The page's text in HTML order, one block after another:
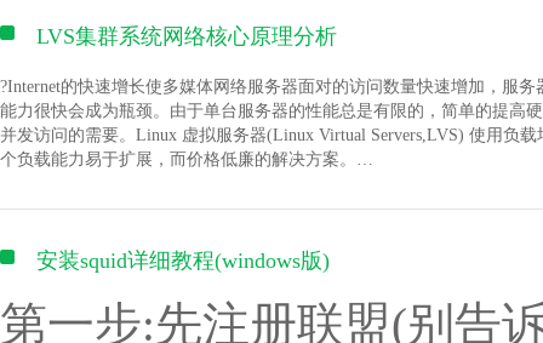
登陆后点击同步历史记录按钮,即可查看所同步文件的记录,如图5所示
和 ＜meta http-equiv="Content-Language" contect="zh-CN"＞用以说明主
又如英文是ISO-8859-1字符集，还有BIG5、utf-8、shift-Jis、Euc、Koi8-
3、＜meta http-equiv="Expires" contect="Mon,12 May 2001 00:20:00
须使用GMT时间格式；
4、＜meta http-equiv="Pragma" contect="no-cache"＞是用于设定禁止
在 IMAP 和 POP3 模式下的 STARTTLS 和 STLS 支持；
FreeBSD 3.x, 4.x, 5.x, 6.x i386; FreeBSD 5.x, 6.x amd64;
Linux 2.2, 2.4, 2.6 i386; Linux 2.6 amd64;
Solaris 8 i386; Solaris 9 i386 and sun4u; Solaris 10 i386;
MacOS X (10.4) PPC;
一个主进程和多个工作进程。工作进程是单线程的，且不需要特殊
kqueue支持的不同功能包括 EV_CLEAR, EV_DISABLE （临时禁止
输入过滤 (FreeBSD 4.1+) 以及 TCP_DEFER_ACCEPT (Linux 2.4+)
10,000 非活动的 HTTP keep-alive 连接仅需要 2.5M 内存。
* 置于网络中的任何硬件都
为网络的瓶颈；
* 性能稳定，以保障数据的
* 具备冗余性，以保障性能
* 支持客户端下载，动画演
2、当前网站面临的主要问题
在中国互联网建设的初期
LVS集群系统网络核心原理分析
?Internet的快速增长使多媒体网络服务器面对的访问数量快速增加，服
能力很快会成为瓶颈。由于单台服务器的性能总是有限的，简单的提高
并发访问的需要。Linux 虚拟服务器(Linux Virtual Servers,LVS) 使用负
个负载能力易于扩展，而价格低廉的解决方案。
1.LVS结构与工作原理
??LVS的结构如图1所示，它由前端的负载均衡器(Load Balancer，LB)
如图1所示
安装squid详细教程(windows版)
第一步:先注册联盟(别告